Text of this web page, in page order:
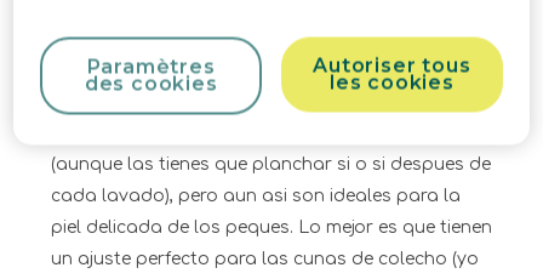
Si buscas unas sábanas cómodas para la cuna
de tu bebe estas la verdad que son una opción
bastante buena. Están hechas de algodón 100%,
(aunque las tienes que planchar si o si despues de
cada lavado), pero aun asi son ideales para la
piel delicada de los peques. Lo mejor es que tienen
un ajuste perfecto para las cunas de colecho (yo
Autoriser tous
les cookies
Paramètres
des cookies